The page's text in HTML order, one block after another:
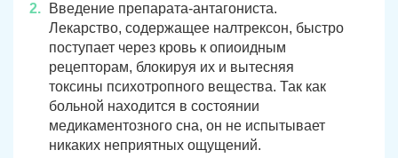
Введение препарата-антагониста.
Лекарство, содержащее налтрексон, быстро
поступает через кровь к опиоидным
рецепторам, блокируя их и вытесняя
токсины психотропного вещества. Так как
больной находится в состоянии
медикаментозного сна, он не испытывает
никаких неприятных ощущений.
Аша Трехгорный
Коркино Кыштым
Южноуральск Сатка
Чебаркуль Снежинск